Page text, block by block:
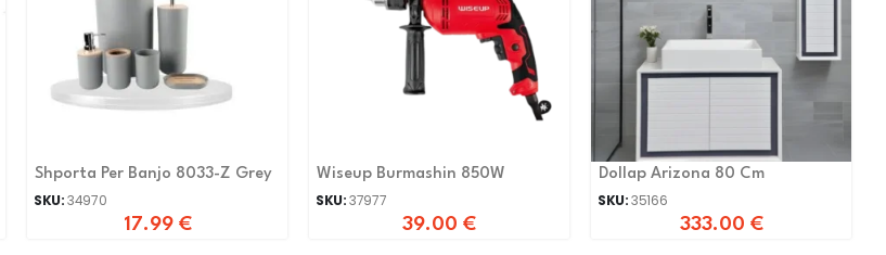
Shporta Per Banjo 8033-Z Grey
SKU:34970
17.99 €
Wiseup Burmashin 850W
SKU:37977
39.00 €
Dollap Arizona 80 Cm
SKU:35166
333.00 €